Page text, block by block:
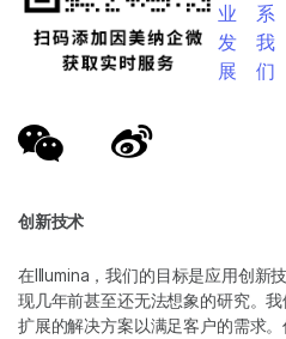
创新技术
在Illumina，我们的目标是应用创新
现几年前甚至还无法想象的研究。
扩展的解决方案以满足客户的需求
业
发
展
系
我
们